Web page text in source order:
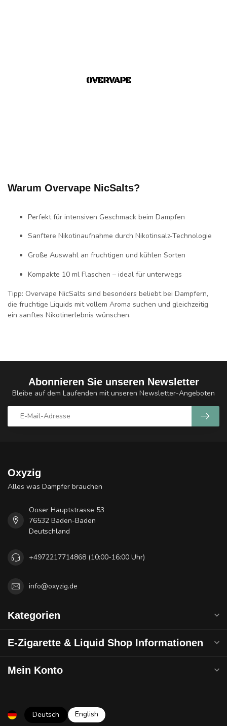
Warum Overvape NicSalts?
Perfekt für intensiven Geschmack beim Dampfen
Sanftere Nikotinaufnahme durch Nikotinsalz-Technologie
Große Auswahl an fruchtigen und kühlen Sorten
Kompakte 10 ml Flaschen – ideal für unterwegs
Tipp: Overvape NicSalts sind besonders beliebt bei Dampfern,
die fruchtige Liquids mit vollem Aroma suchen und gleichzeitig
ein sanftes Nikotinerlebnis wünschen.
Abonnieren Sie unseren Newsletter
Bleibe auf dem Laufenden mit unseren Newsletter-Angeboten
Oxyzig
Alles was Dampfer brauchen
Ooser Hauptstrasse 53
76532 Baden-Baden
Deutschland
+4972217714868 (10:00-16:00 Uhr)
info@oxyzig.de
Kategorien
E-Zigarette & Liquid Shop Informationen
Mein Konto
Deutsch English